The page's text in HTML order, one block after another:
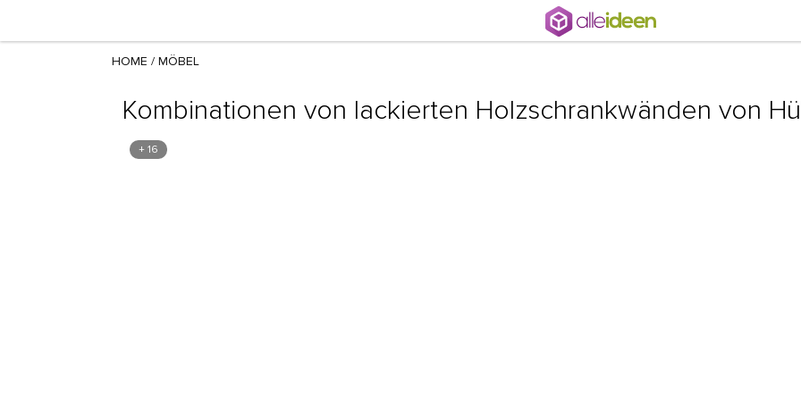
HOME / MÖBEL
Kombinationen von lackierten Holzschrankwänden von
+ 16